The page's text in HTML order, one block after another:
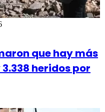
que hay más
heridos por